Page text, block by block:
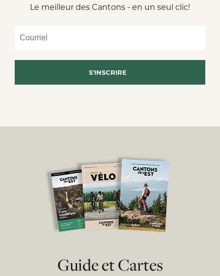
Le meilleur des Cantons - en un seul clic!
Guide et Cartes